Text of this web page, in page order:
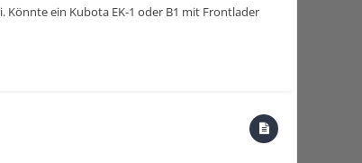
Könnte ein Kubota EK-1 oder B1 mit Frontlader